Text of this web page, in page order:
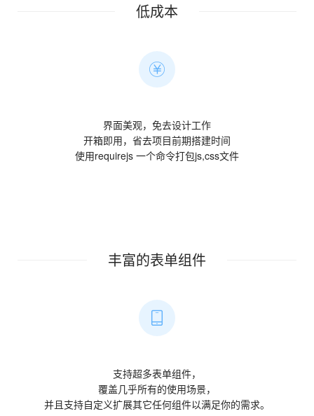
低成本
界面美观，免去设计工作
开箱即用，省去项目前期搭建时间
使用requirejs 一个命令打包js,css文件
丰富的表单组件
支持超多表单组件，
覆盖几乎所有的使用场景，
并且支持自定义扩展其它任何组件以满足你的需求。